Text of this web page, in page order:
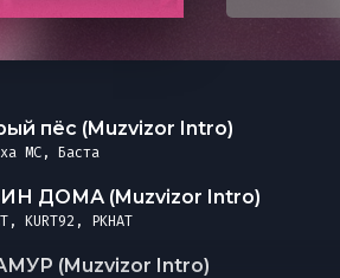
пёс (Muzvizor Intro)
МС, Баста
ДОМА (Muzvizor Intro)
KURT92, PKHAT
(Muzvizor Intro)
Необходимо
подписку
Простите, но это действие
платной подписке MUZVIZOR.
Оформите, чтобы получить
эксклюзивному контенту и
В случае
указанной
Ваше
с